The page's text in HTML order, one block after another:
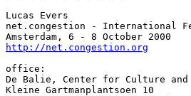
Lucas Evers
net.congestion - International
http://net.congestion.org
office:
De Balie, Center for Culture
Kleine Gartmanplantsoen 10